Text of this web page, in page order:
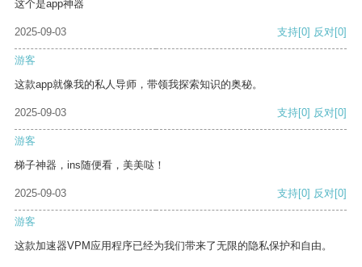
这个是app神器
2025-09-03 支持[0] 反对[0]
游客
这款app就像我的私人导师，带领我探索知识的奥秘。
2025-09-03 支持[0] 反对[0]
游客
梯子神器，ins随便看，美美哒！
2025-09-03 支持[0] 反对[0]
游客
这款加速器VPM应用程序已经为我们带来了无限的隐私保护和自由。